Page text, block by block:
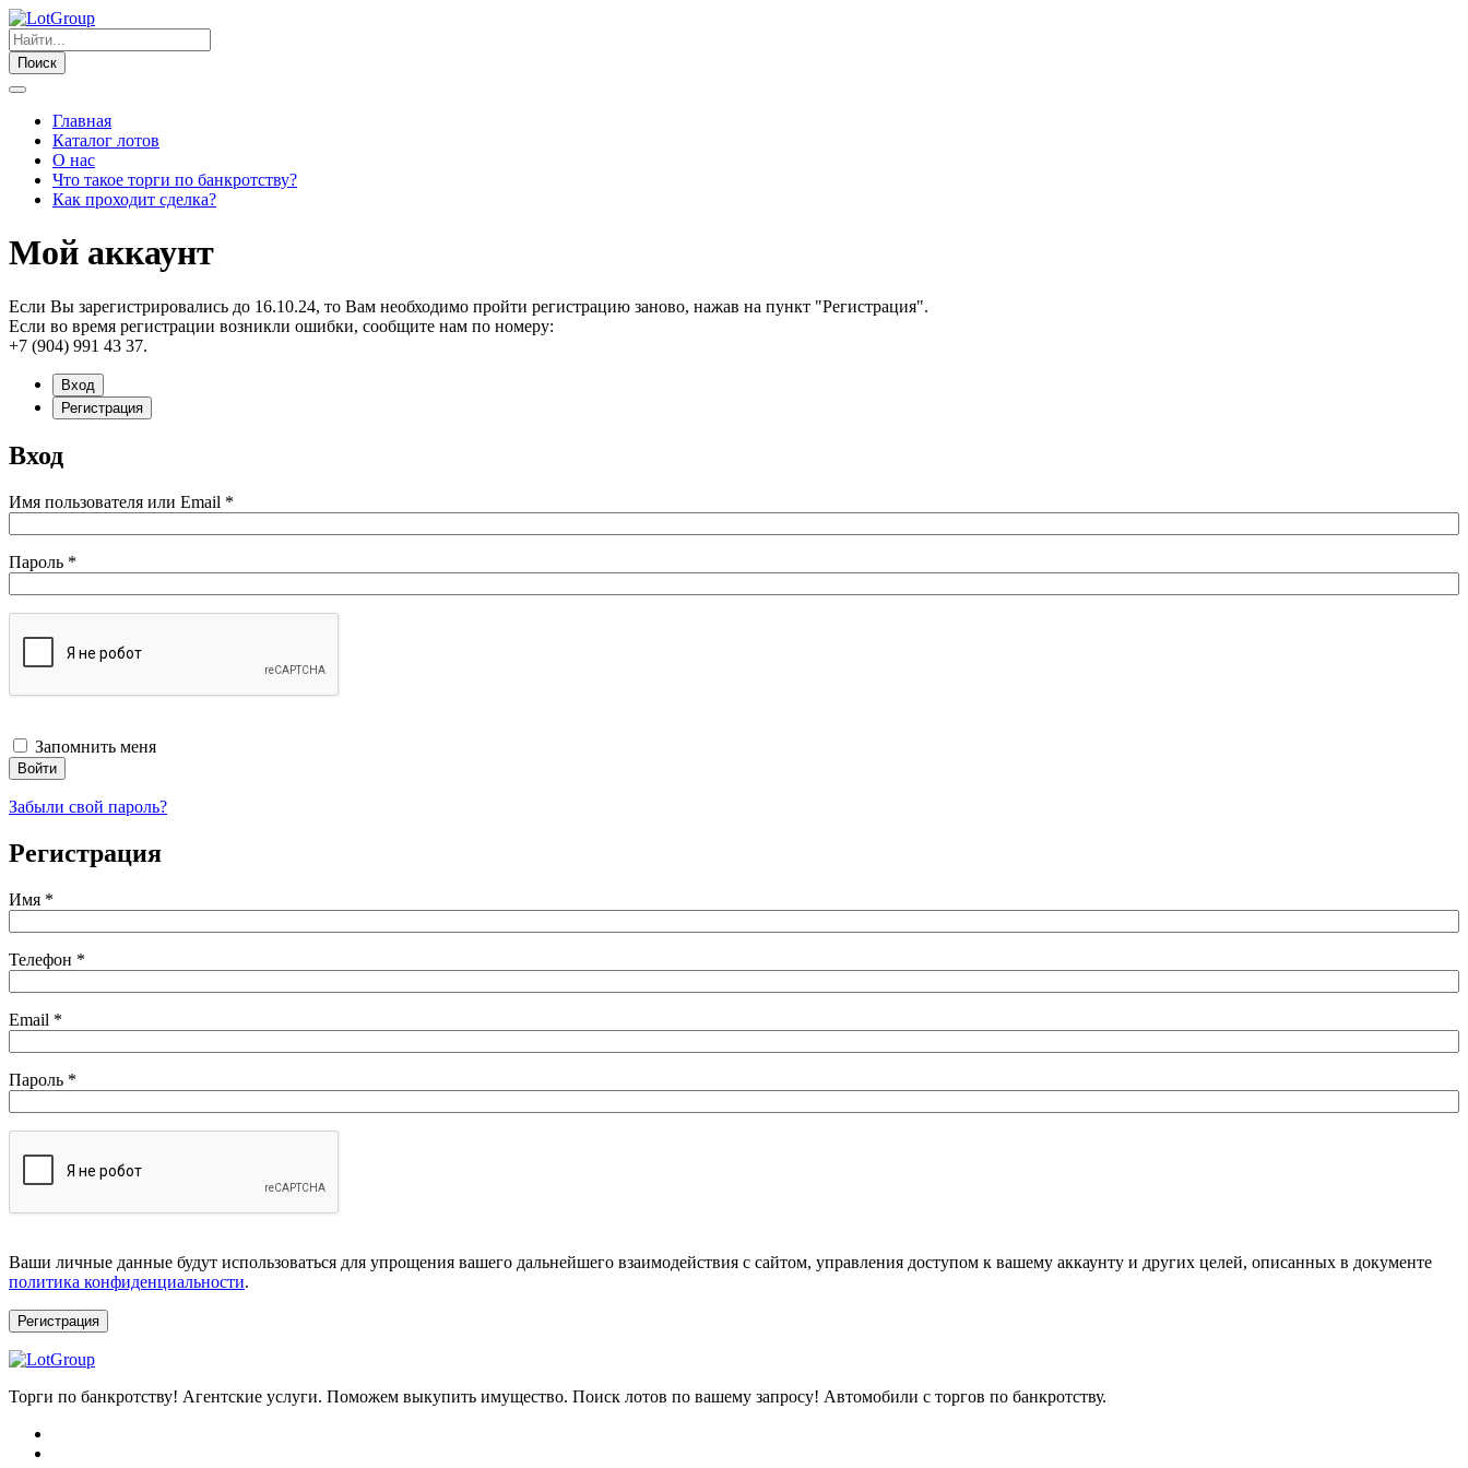
Поиск
Главная
Каталог лотов
О нас
Что такое торги по банкротству?
Как проходит сделка?
Мой аккаунт
Если Вы зарегистрировались до 16.10.24, то Вам необходимо пройти регистрацию заново, нажав на пункт "Регистрация".
Если во время регистрации возникли ошибки, сообщите нам по номеру:
+7 (904) 991 43 37.
Вход
Регистрация
Вход
Имя пользователя или Email *
Пароль *
Запомнить меня
Войти
Забыли свой пароль?
Регистрация
Имя *
Телефон *
Email *
Пароль *
Ваши личные данные будут использоваться для упрощения вашего дальнейшего взаимодействия с сайтом, управления доступом к вашему аккаунту и других целей, описанных в документе
политика конфиденциальности.
Регистрация
Торги по банкротству! Агентские услуги. Поможем выкупить имущество. Поиск лотов по вашему запросу! Автомобили с торгов по банкротству.